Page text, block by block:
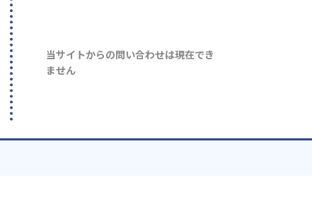
当サイトからの問い合わせは現在でき
ません